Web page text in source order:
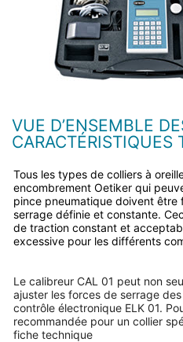
VUE D’ENSEMBLE
CARACTÉRISTIQUES
Tous les types de colliers à
encombrement Oetiker qui
pince pneumatique doivent être
serrage définie et constante.
de traction constant et
excessive pour les différents
Le calibreur CAL 01 peut non
ajuster les forces de serrage
contrôle électronique ELK 01.
recommandée pour un collier
fiche technique